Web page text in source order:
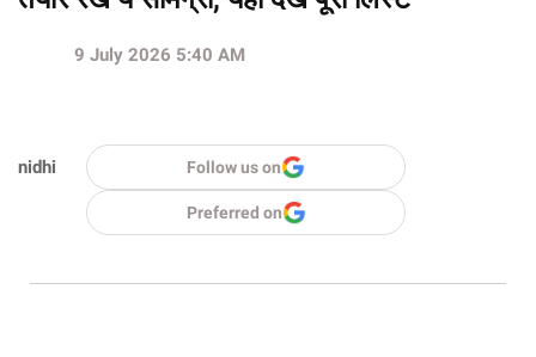
nidhi
9 July 2026 5:40 AM
Follow us on
Preferred on